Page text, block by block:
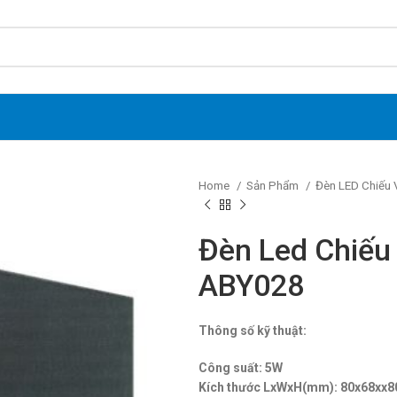
Home Sản Phẩm Đèn LED Chiếu
Đèn Led
ABY028
Thông số kỹ thuật:
Công suất: 5W
Kích thước LxWxH(mm):